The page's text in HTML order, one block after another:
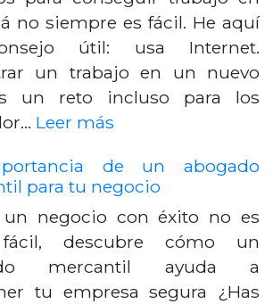
no siempre es fácil. He aquí
útil: usa Internet.
un trabajo en un nuevo
un reto incluso para los
Leer más
de un abogado
para tu negocio
negocio con éxito no es
descubre cómo un
mercantil ayuda a
tu empresa segura ¿Has